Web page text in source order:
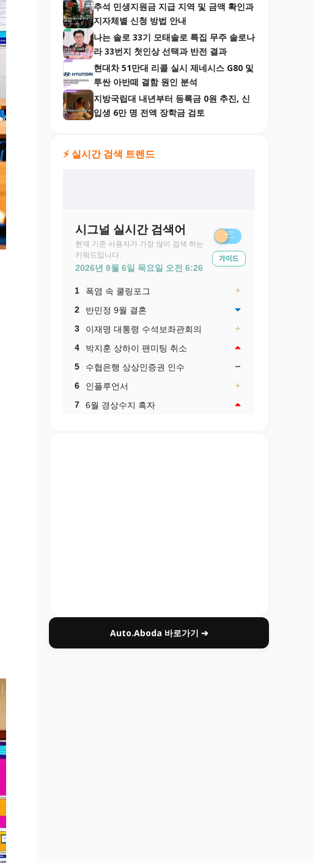
추석 민생지원금 지급 지역 및 금액 확인과
지자체별 신청 방법 안내
나는 솔로 33기 모태솔로 특집 무주 솔로나
라 33번지 첫인상 선택과 반전 결과
현대차 51만대 리콜 실시 제네시스 G80 및
투싼 아반떼 결함 원인 분석
지방국립대 내년부터 등록금 0원 추진, 신
입생 6만 명 전액 장학금 검토
⚡ 실시간 검색 트렌드
Auto.Aboda 바로가기 ➔